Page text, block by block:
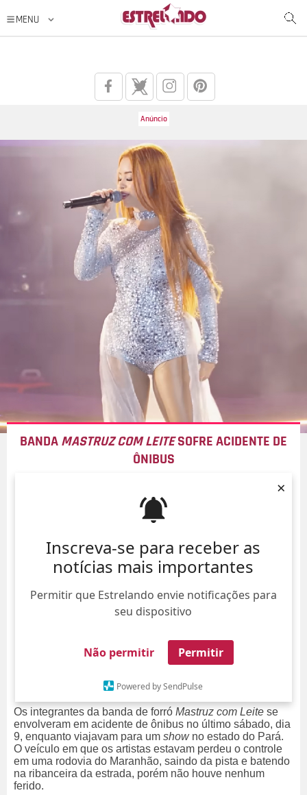
Inscreva-se para receber as
notícias mais importantes
Permitir que Estrelando envie notificações para
seu dispositivo
Não permitir Permitir
Powered by SendPulse
×
BANDAMASTRUZ COM LEITESOFRE ACIDENTE DE
ÔNIBUS
Os integrantes da banda de forró Mastruz com Leite se
envolveram em acidente de ônibus no último sábado, dia
9, enquanto viajavam para um show no estado do Pará.
O veículo em que os artistas estavam perdeu o controle
em uma rodovia do Maranhão, saindo da pista e batendo
na ribanceira da estrada, porém não houve nenhum
ferido.